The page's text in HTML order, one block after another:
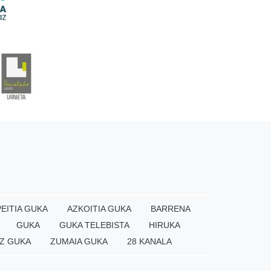
GUKA AZKOITIA GUKA
BARRENA
GUKA GUKA TELEBISTA
HIRUKA
GUKA ZUMAIA GUKA 28 KANALA